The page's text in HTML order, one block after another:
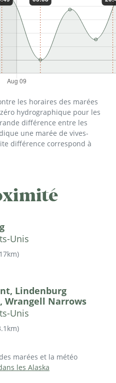
les horaires des marées
hydrographique pour les
différence entre les
une marée de vives-
différence correspond à
Unis
)
Lindenburg
Wrangell Narrows
Unis
)
marées et la météo
les Alaska